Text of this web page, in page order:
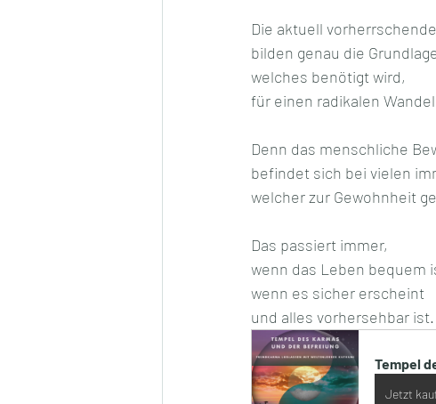
Die aktuell
bilden genau die
welches benötigt wird,
für einen radikalen
Denn das menschliche
befindet sich bei vielen
welcher zur Gewohnheit
Das passiert immer,
wenn das Leben bequem
wenn es sicher erscheint
und alles vorhersehbar ist.
Tempel
Jetzt